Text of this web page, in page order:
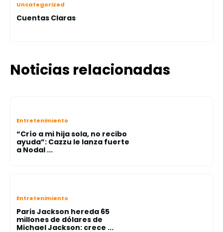
Uncategorized
Cuentas Claras
Noticias relacionadas
Entretenimiento
“Crío a mi hija sola, no recibo
ayuda”: Cazzu le lanza fuerte
a Nodal ...
Entretenimiento
Paris Jackson hereda 65
millones de dólares de
Michael Jackson: crece ...